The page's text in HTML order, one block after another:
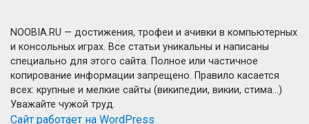
NOOBIA.RU — достижения, трофеи и ачивки в компьютерных
и консольных играх. Все статьи уникальны и написаны
специально для этого сайта. Полное или частичное
копирование информации запрещено. Правило касается
всех: крупные и мелкие сайты (википедии, викии, стима...)
Уважайте чужой труд.
Сайт работает на WordPress